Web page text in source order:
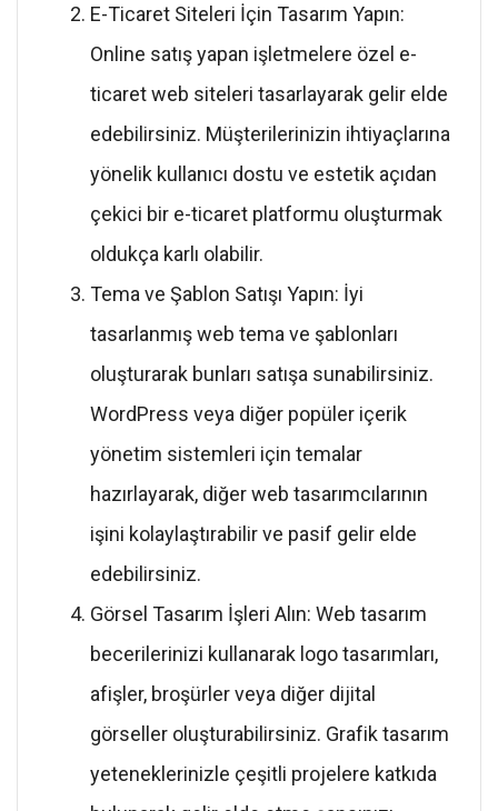
E-Ticaret Siteleri İçin Tasarım Yapın:
Online satış yapan işletmelere özel e-
ticaret web siteleri tasarlayarak gelir elde
edebilirsiniz. Müşterilerinizin ihtiyaçlarına
yönelik kullanıcı dostu ve estetik açıdan
çekici bir e-ticaret platformu oluşturmak
oldukça karlı olabilir.
Tema ve Şablon Satışı Yapın: İyi
tasarlanmış web tema ve şablonları
oluşturarak bunları satışa sunabilirsiniz.
WordPress veya diğer popüler içerik
yönetim sistemleri için temalar
hazırlayarak, diğer web tasarımcılarının
işini kolaylaştırabilir ve pasif gelir elde
edebilirsiniz.
Görsel Tasarım İşleri Alın: Web tasarım
becerilerinizi kullanarak logo tasarımları,
afişler, broşürler veya diğer dijital
görseller oluşturabilirsiniz. Grafik tasarım
yeteneklerinizle çeşitli projelere katkıda